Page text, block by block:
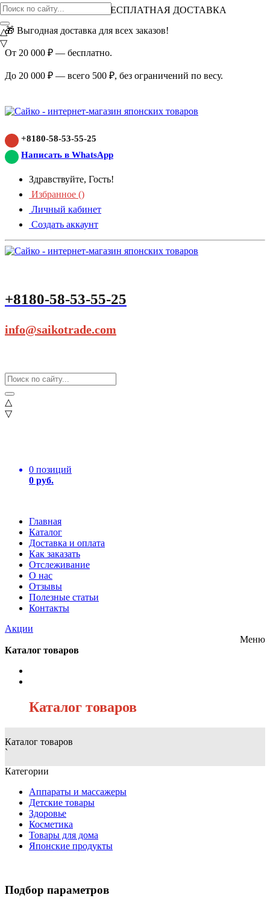
ВНИМАНИЕ АКЦИЯ!
БЕСПЛАТНАЯ ДОСТАВКА
🎁 Выгодная доставка для всех заказов!
От 20 000 ₽ — бесплатно.
До 20 000 ₽ — всего 500 ₽, без ограничений по весу.
+8180-58-53-55-25
Написать в WhatsApp
Здравствуйте, Гость!
Избранное ()
Личный кабинет
Создать аккаунт
+8180-58-53-55-25
info@saikotrade.com
△
▽
0 позиций
0 руб.
Главная
Каталог
Доставка и оплата
Как заказать
Отслеживание
О нас
Отзывы
Полезные статьи
Контакты
Акции
△
▽
Меню
Каталог товаров
Каталог товаров
Каталог товаров
`
Категории
Аппараты и массажеры
Детские товары
Здоровье
Косметика
Товары для дома
Японские продукты
Подбор параметров